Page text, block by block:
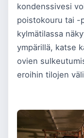
kondenssivesi
poistokouru tai -
kylmätilassa
ympärillä, katse
ovien
eroihin tilojen